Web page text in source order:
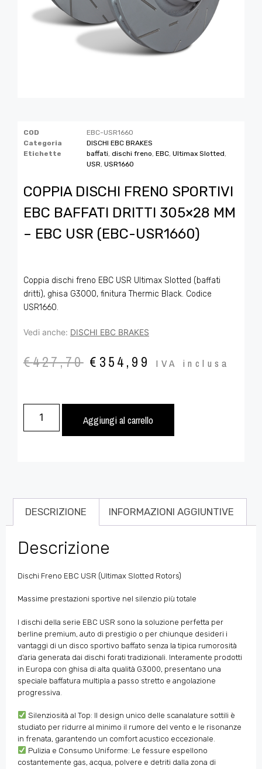
COD
EBC-USR1660
Categoria
DISCHI EBC BRAKES
Etichette
baffati dischi freno EBC Ultimax Slotted
USR USR1660
COPPIA DISCHI FRENO SPORTIVI
EBC BAFFATI DRITTI 305×28 MM
– EBC USR (EBC-USR1660)
Coppia dischi freno EBC USR Ultimax Slotted (baffati
dritti), ghisa G3000, finitura Thermic Black. Codice
USR1660.
Vedi anche: DISCHI EBC BRAKES
€427,70 € 354,99 IVA inclusa
Aggiungi al carrello
DESCRIZIONE INFORMAZIONI AGGIUNTIVE
Descrizione
Dischi Freno EBC USR (Ultimax Slotted Rotors)
Massime prestazioni sportive nel silenzio più totale
I dischi della serie EBC USR sono la soluzione perfetta per
berline premium, auto di prestigio o per chiunque desideri i
vantaggi di un disco sportivo baffato senza la tipica rumorosità
d’aria generata dai dischi forati tradizionali. Interamente prodotti
in Europa con ghisa di alta qualità G3000, presentano una
speciale baffatura multipla a passo stretto e angolazione
progressiva.
Silenziosità al Top: Il design unico delle scanalature sottili è
studiato per ridurre al minimo il rumore del vento e le risonanze
in frenata, garantendo un comfort acustico eccezionale.
Pulizia e Consumo Uniforme: Le fessure espellono
costantemente gas, acqua, polvere e detriti dalla zona di